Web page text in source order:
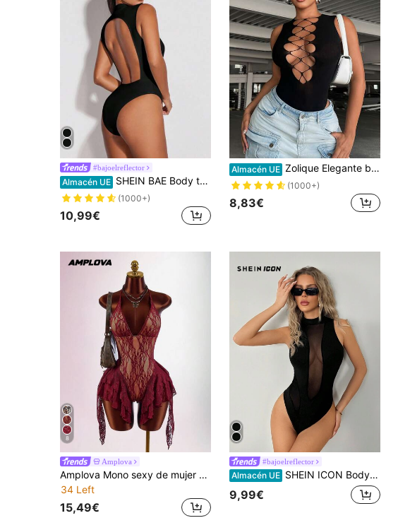
#bajoelreflector
Almacén UE SHEIN BAE Body tank unicolor de espalda abierta
(1000+)
10,99€
Almacén UE Zolique Elegante blusa para mujer sin mangas y tejida con malla en unicolor y detalles calados
(1000+)
8,83€
8
Amplova
Amplova Mono sexy de mujer con encaje, volantes, espalda descubierta y cuello halter, para verano
34 Left
15,49€
#bajoelreflector
Almacén UE SHEIN ICON Body sin mangas de ajuste ceñido con cuello de pico y parches de malla
9,99€